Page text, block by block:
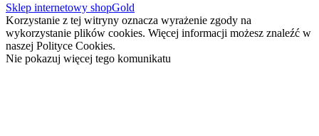
Sklep internetowy shopGold
Korzystanie z tej witryny oznacza wyrażenie zgody na
wykorzystanie plików cookies. Więcej informacji możesz znaleźć w
naszej Polityce Cookies.
Nie pokazuj więcej tego komunikatu